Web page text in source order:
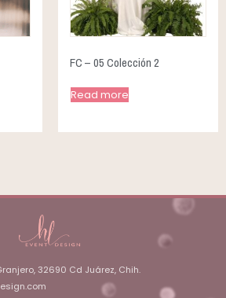
FC – 05 Colección 2
Read more
32690 Cd Juárez, Chih.